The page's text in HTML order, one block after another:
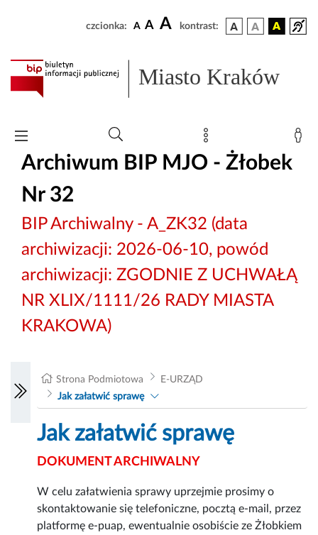
czcionka: A A A kontrast:
Miasto Kraków
Archiwum BIP MJO - Żłobek
Nr 32
BIP Archiwalny - A_ZK32 (data
archiwizacji: 2026-06-10, powód
archiwizacji: ZGODNIE Z UCHWAŁĄ
NR XLIX/1111/26 RADY MIASTA
KRAKOWA)
Strona Podmiotowa
E-URZĄD
Jak załatwić sprawę
Jak załatwić sprawę
DOKUMENT ARCHIWALNY
W celu załatwienia sprawy uprzejmie prosimy o
skontaktowanie się telefoniczne, pocztą e-mail, przez
platformę e-puap, ewentualnie osobiście ze Żłobkiem